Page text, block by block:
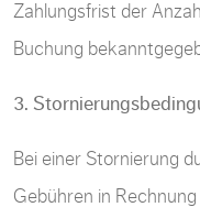
Zahlungsfrist der
Buchung
3.
Bei einer Stornierung
Gebühren in